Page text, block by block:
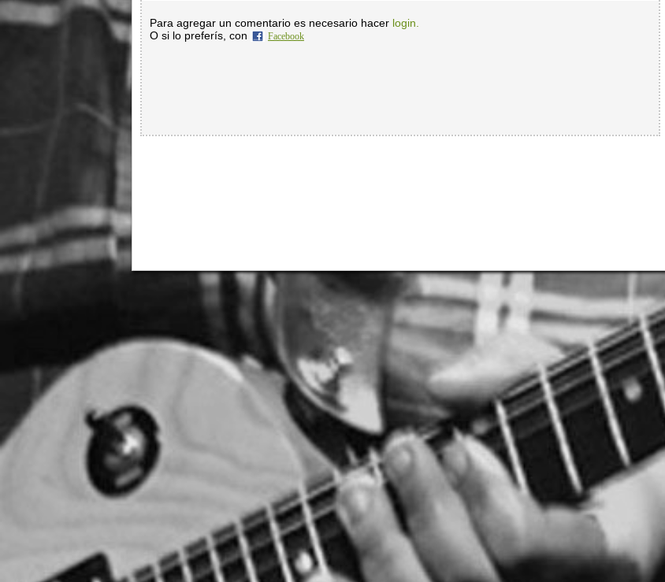
Para agregar un comentario es necesario hacer login.
O si lo preferís, con
Facebook